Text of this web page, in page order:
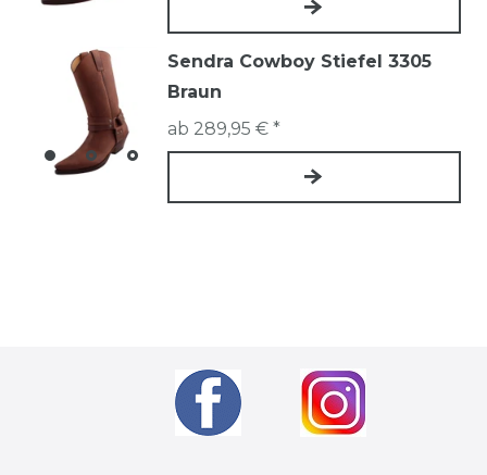
Sendra Cowboy Stiefel 3305
Braun
ab 289,95 € *